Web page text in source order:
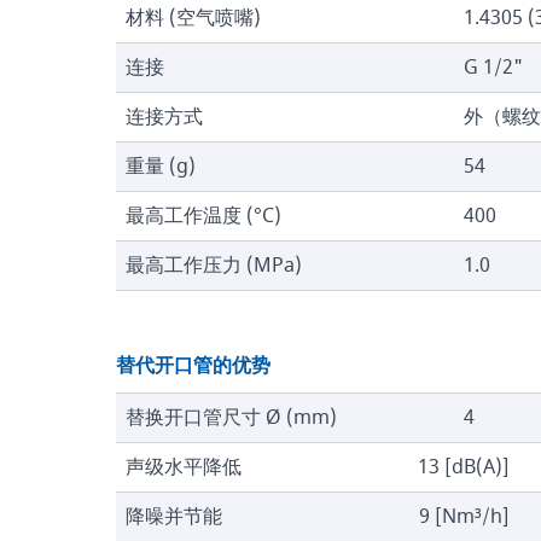
材料 (空气喷嘴)
1.4305
连接
G 1/2"
连接方式
外（螺纹
重量 (g)
54
最高工作温度 (°C)
400
最高工作压力 (MPa)
1.0
替代开口管的优势
替换开口管尺寸 Ø (mm)
4
声级水平降低
13 [dB(A)]
降噪并节能
9 [Nm³/h]